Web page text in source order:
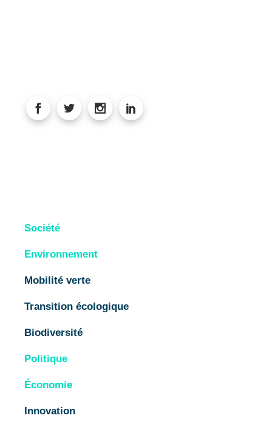
Société
Environnement
Mobilité verte
Transition écologique
Biodiversité
Politique
Économie
Innovation